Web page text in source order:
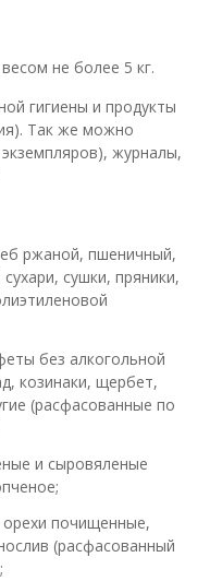
не более 5 кг.
гигиены и продукты
Так же можно
журналы,
ржаной, пшеничный,
сушки, пряники,
без алкогольной
козинаки, щербет,
(расфасованные по
и сыровяленые
орехи почищенные,
(расфасованный